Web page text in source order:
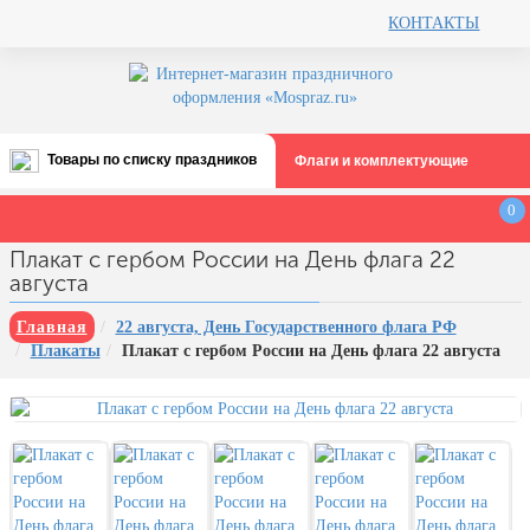
КОНТАКТЫ
Товары по списку праздников
Все праздники
августа)
12 августа, День ВВС
22 августа, День Государственного
флага РФ
День шахтера (последнее
воскресенье августа)
1 сентября, День знаний
3 сентября, День солидарности в
борьбе с терроризмом
Флаги и комплектующие
0
Плакат с гербом России на День флага 22
августа
Главная
22 августа, День Государственного флага РФ
Плакаты
Плакат с гербом России на День флага 22 августа